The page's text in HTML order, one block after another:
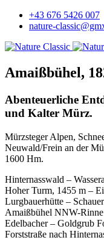
+43 676 5426 007
nature-
Amaißbühel,
Abenteuerliche
und Kalter Mürz.
Mürzsteger Alpen,
Neuwald/Frein an der
1600 Hm.
Hinternasswald –
Hoher Turm, 1455 m –
Lurgbauerhütte –
Amaißbühel NNW-
Edelbacher – Goldgrub
Forststraße nach